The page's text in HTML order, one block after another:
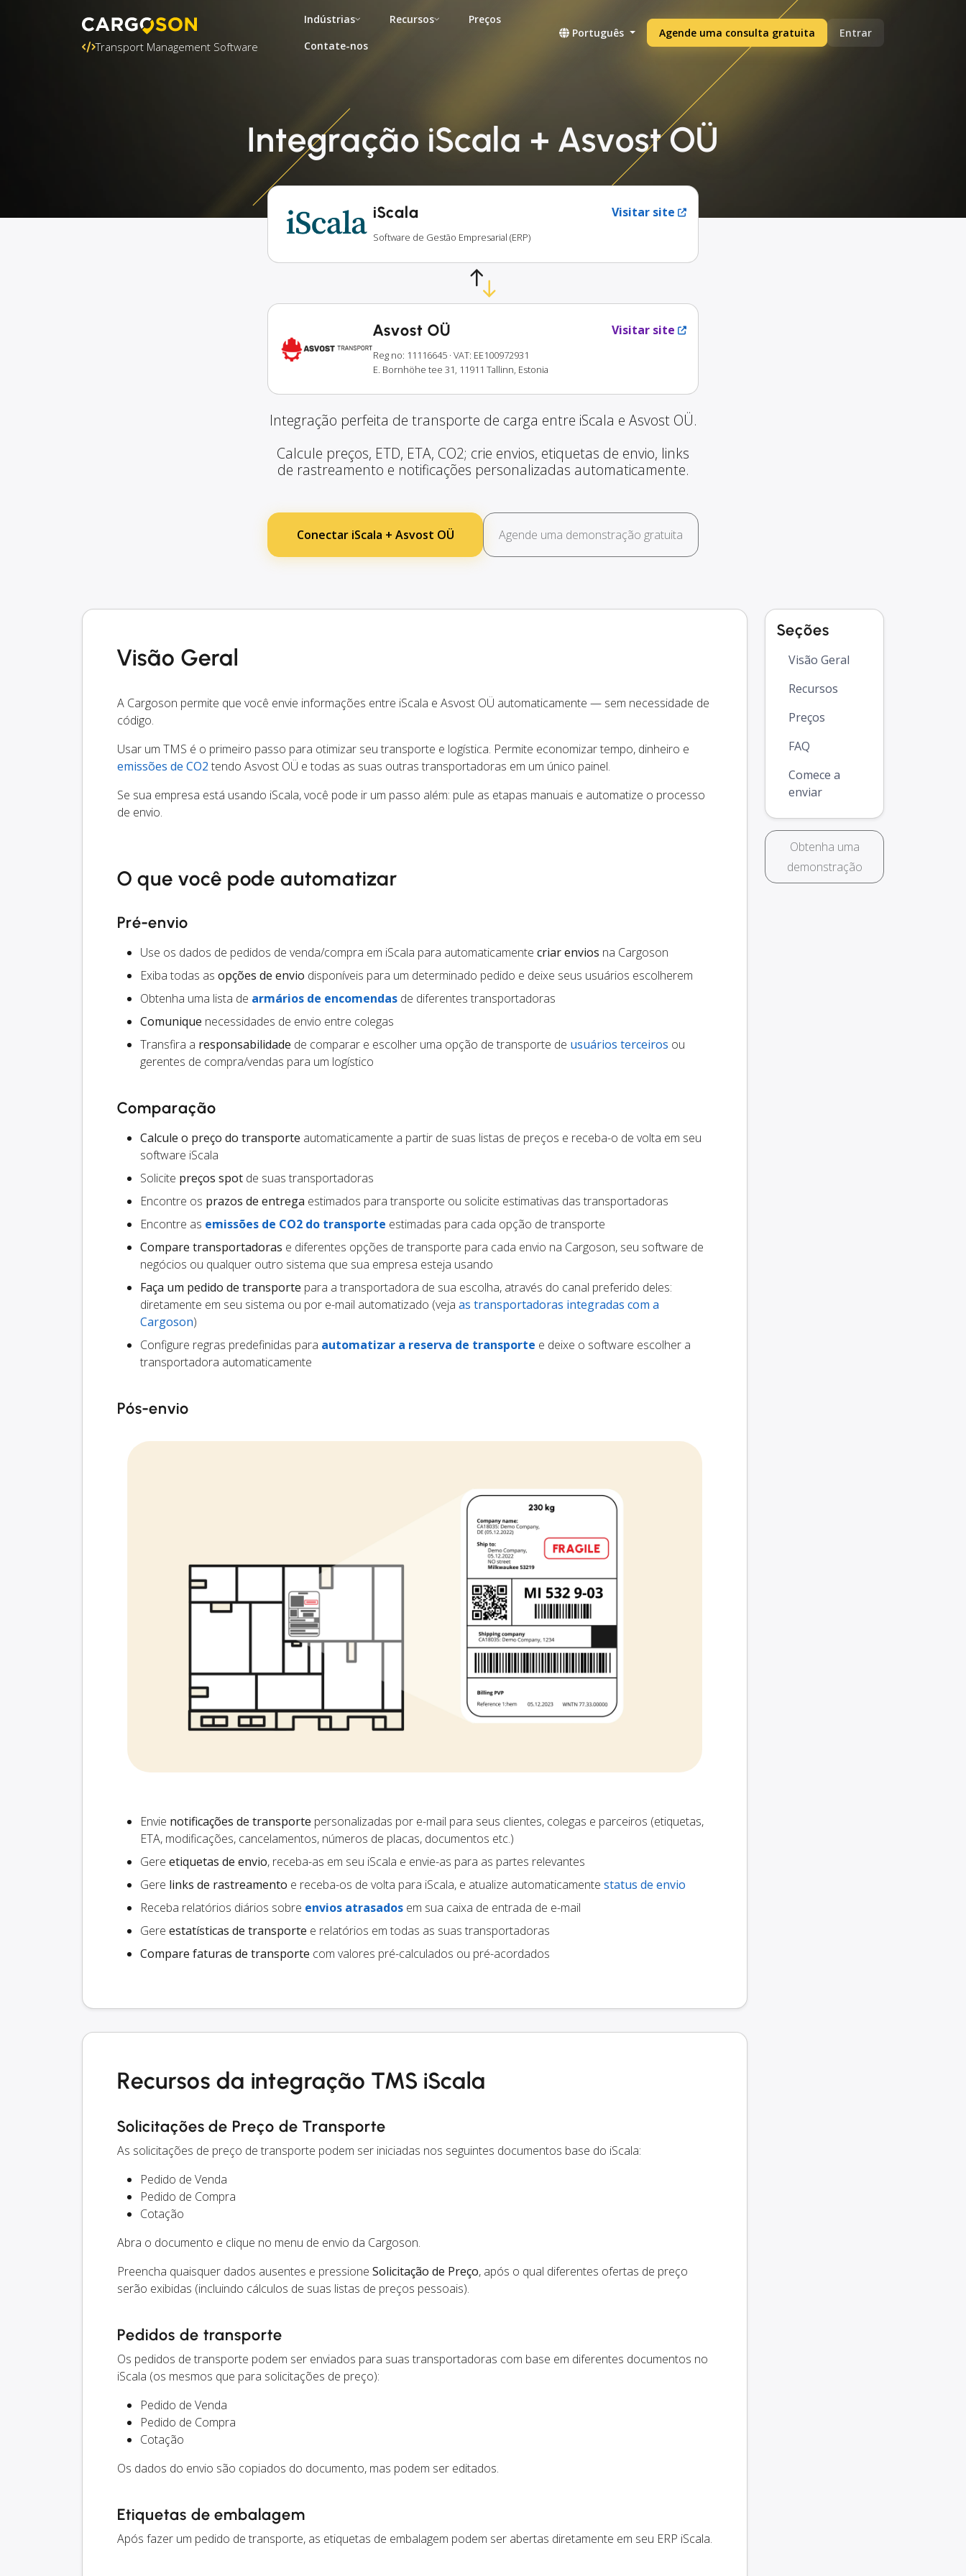
Transport Management Software
Indústrias Recursos
Preços
Contate-nos
Português Agende uma consulta gratuita Entrar
Integração iScala + Asvost OÜ
iScala Visitar site
Software de Gestão Empresarial (ERP)
Asvost OÜ Visitar site
Reg no: 11116645 · VAT: EE100972931
E. Bornhöhe tee 31, 11911 Tallinn, Estonia
Integração perfeita de transporte de carga entre iScala e Asvost OÜ.
Calcule preços, ETD, ETA, CO2; crie envios, etiquetas de envio, links
de rastreamento e notificações personalizadas automaticamente.
Conectar iScala + Asvost OÜ Agende uma demonstração gratuita
Visão Geral
A Cargoson permite que você envie informações entre iScala e Asvost OÜ automaticamente — sem necessidade de
código.
Usar um TMS é o primeiro passo para otimizar seu transporte e logística. Permite economizar tempo, dinheiro e
emissões de CO2 tendo Asvost OÜ e todas as suas outras transportadoras em um único painel.
Se sua empresa está usando iScala, você pode ir um passo além: pule as etapas manuais e automatize o processo
de envio.
O que você pode automatizar
Pré-envio
Use os dados de pedidos de venda/compra em iScala para automaticamente criar envios na Cargoson
Exiba todas as opções de envio disponíveis para um determinado pedido e deixe seus usuários escolherem
Obtenha uma lista de armários de encomendas de diferentes transportadoras
Comunique necessidades de envio entre colegas
Transfira a responsabilidade de comparar e escolher uma opção de transporte de usuários terceiros ou
gerentes de compra/vendas para um logístico
Comparação
Calcule o preço do transporte automaticamente a partir de suas listas de preços e receba-o de volta em seu
software iScala
Solicite preços spot de suas transportadoras
Encontre os prazos de entrega estimados para transporte ou solicite estimativas das transportadoras
Encontre as emissões de CO2 do transporte estimadas para cada opção de transporte
Compare transportadoras e diferentes opções de transporte para cada envio na Cargoson, seu software de
negócios ou qualquer outro sistema que sua empresa esteja usando
Faça um pedido de transporte para a transportadora de sua escolha, através do canal preferido deles:
diretamente em seu sistema ou por e-mail automatizado (veja as transportadoras integradas com a
Cargoson)
Configure regras predefinidas para automatizar a reserva de transporte e deixe o software escolher a
transportadora automaticamente
Pós-envio
Envie notificações de transporte personalizadas por e-mail para seus clientes, colegas e parceiros (etiquetas,
ETA, modificações, cancelamentos, números de placas, documentos etc.)
Gere etiquetas de envio, receba-as em seu iScala e envie-as para as partes relevantes
Gere links de rastreamento e receba-os de volta para iScala, e atualize automaticamente status de envio
Receba relatórios diários sobre envios atrasados em sua caixa de entrada de e-mail
Gere estatísticas de transporte e relatórios em todas as suas transportadoras
Compare faturas de transporte com valores pré-calculados ou pré-acordados
Recursos da integração TMS iScala
Solicitações de Preço de Transporte
As solicitações de preço de transporte podem ser iniciadas nos seguintes documentos base do iScala:
Pedido de Venda
Pedido de Compra
Cotação
Abra o documento e clique no menu de envio da Cargoson.
Preencha quaisquer dados ausentes e pressione Solicitação de Preço, após o qual diferentes ofertas de preço
serão exibidas (incluindo cálculos de suas listas de preços pessoais).
Pedidos de transporte
Os pedidos de transporte podem ser enviados para suas transportadoras com base em diferentes documentos no
iScala (os mesmos que para solicitações de preço):
Pedido de Venda
Pedido de Compra
Cotação
Os dados do envio são copiados do documento, mas podem ser editados.
Etiquetas de embalagem
Após fazer um pedido de transporte, as etiquetas de embalagem podem ser abertas diretamente em seu ERP iScala.
Seções
Visão Geral
Recursos
Preços
FAQ
Comece a
enviar
Obtenha uma
demonstração